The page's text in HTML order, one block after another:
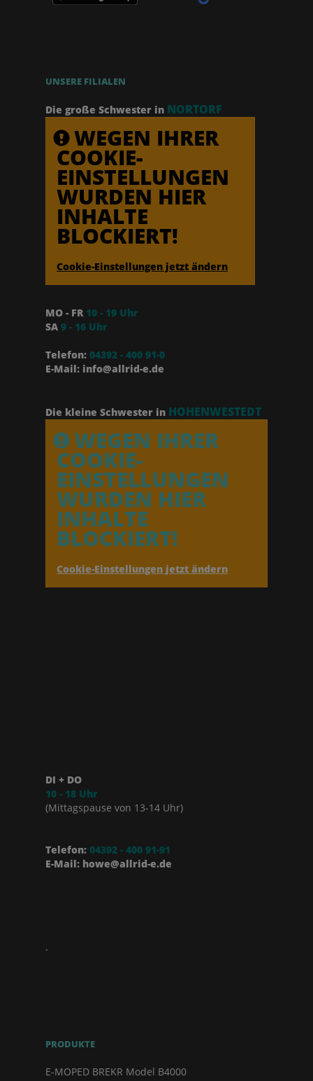
UNSERE FILIALEN
Die große Schwester in NORTORF
WEGEN IHRER
COOKIE-
EINSTELLUNGEN
WURDEN HIER
INHALTE
BLOCKIERT!
Cookie-Einstellungen jetzt ändern
MO - FR 10 - 19 Uhr
SA 9 - 16 Uhr
Telefon: 04392 - 400 91-0
E-Mail: info@allrid-e.de
Die kleine Schwester in HOHENWESTEDT
WEGEN IHRER
COOKIE-
EINSTELLUNGEN
WURDEN HIER
INHALTE
BLOCKIERT!
Cookie-Einstellungen jetzt ändern
DI + DO
10 - 18 Uhr
(Mittagspause von 13-14 Uhr)
Telefon: 04392 - 400 91-91
E-Mail: howe@allrid-e.de
.
PRODUKTE
E-MOPED BREKR Model B4000